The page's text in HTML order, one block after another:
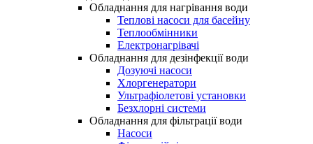
Обладнання для нагрівання води
Теплові насоси для басейну
Теплообмінники
Електронагрівачі
Обладнання для дезінфекції води
Дозуючі насоси
Хлоргенератори
Ультрафіолетові установки
Безхлорні системи
Обладнання для фільтрації води
Насоси